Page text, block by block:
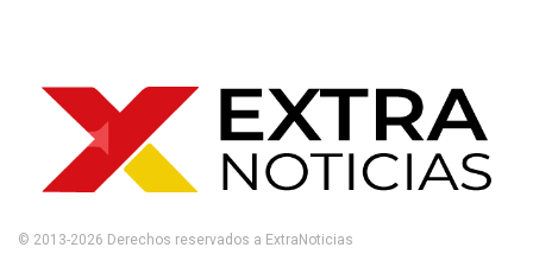
© 2013-2026 Derechos reservados a ExtraNoticias